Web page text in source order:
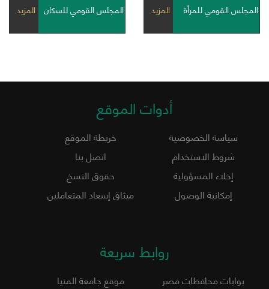
المجلس القومي للمرأة المزيد المجلس القومي للسكان المزيد
أدوات الموقع
سياسة الخصوصية
خريطة الموقع
شروط الاستخدام
اتصل بنا
إخلاء المسؤولية
حقوق النسخ
إمكانية الوصول
ميثاق إسعاد المتعاملين
روابط سريعة
بوابات محافظات مصر
موقع جامعة المنيا